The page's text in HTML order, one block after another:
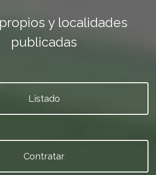
y localidades
publicadas
Listado
Contratar